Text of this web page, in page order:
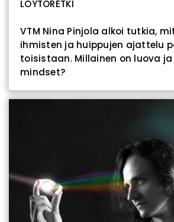
LÖYTÖRETKI
VTM Nina Pinjola alkoi tutkia,
ihmisten ja huippujen ajattelu
toisistaan. Millainen on luova
mindset?